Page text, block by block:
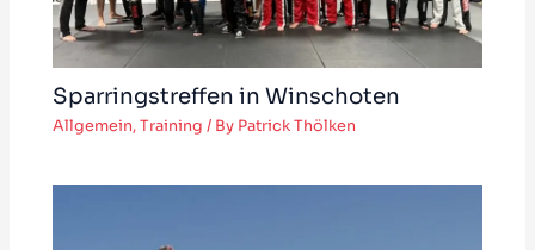
Sparringstreffen in Winschoten
Allgemein,Training / By Patrick Thölken